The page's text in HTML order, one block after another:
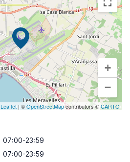
+
−
Leaflet | ©OpenStreetMapcontributors ©CARTO
07:00-23:59
07:00-23:59